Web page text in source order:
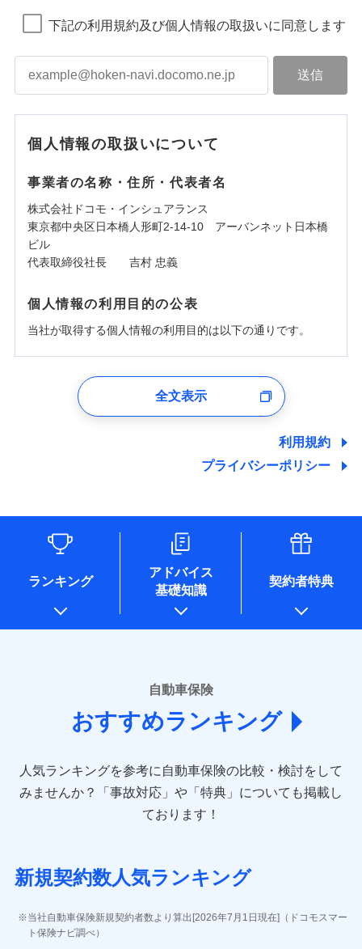
下記の利用規約及び個人情報の取扱いに同意します
個人情報の取扱いについて
事業者の名称・住所・代表者名
株式会社ドコモ・インシュアランス
東京都中央区日本橋人形町2-14-10 アーバンネット日本橋
ビル
代表取締役社長 吉村 忠義
個人情報の利用目的の公表
当社が取得する個人情報の利用目的は以下の通りです。
ユーザー登録受付および、管理のため
しくは委託を受けている保険会社・提携会社の保険その他に
関する情報を提供し、金融商品等の契約を勧奨するため、ま
た維持管理等の委託業務遂行のため、またそれらに付帯、関
情報を取引のある他の保険会社の商品・サービスをご提案す
るために利用させていただくことがあります。）
各種セミナーの開催のため
コンサルティングサービスの実施のため
アンケートやキャンペーン等の実施のため
上記に係る案内・手続き・管理等付帯業務を行うため
* 当社が委託を受けている保険会社の情報は、保険会社のホ
ームページに掲載しておりますので、ご確認ください。
あいおいニッセイ同和損害保険株式会社
(https://www.aioinissaydowa.co.jp/)
アクサ損害保険株式会社 (https://www.axa-
direct.co.jp/)
sompo.co.jp/)
東京海上ダイレクト損害保険株式会社 (https://www.e-
AIG損害保険株式会社 (https://www.aig.co.jp/sonpo)
ジェイアイ傷害火災保険株式会社
ソニー損害保険株式会社
(https://www.sonysonpo.co.jp/)
全文表示
利用規約
プライバシーポリシー
ランキング
アドバイス
基礎知識
契約者特典
自動車保険
おすすめランキング
人気ランキングを参考に自動車保険の比較・検討をして
みませんか？
「事故対応」や「特典」についても掲載し
ております！
新規契約数人気ランキング
当社自動車保険新規契約者数より算出[2026年7月1日現在]（ドコモスマー
ト保険ナビ調べ）